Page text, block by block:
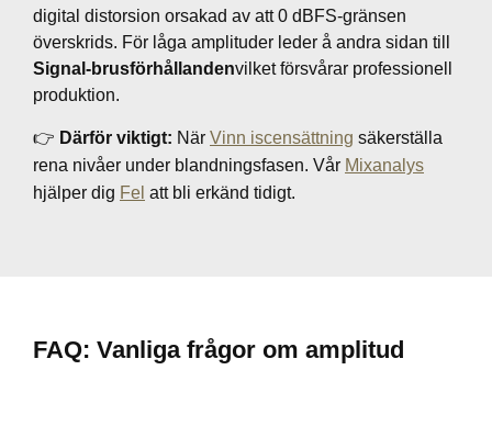
digital distorsion orsakad av att 0 dBFS-gränsen
överskrids. För låga amplituder leder å andra sidan till
Signal-brusförhållandenvilket försvårar professionell
produktion.
👉 Därför viktigt: När Vinn iscensättning säkerställa
rena nivåer under blandningsfasen. Vår Mixanalys
hjälper dig Fel att bli erkänd tidigt.
FAQ: Vanliga frågor om amplitud